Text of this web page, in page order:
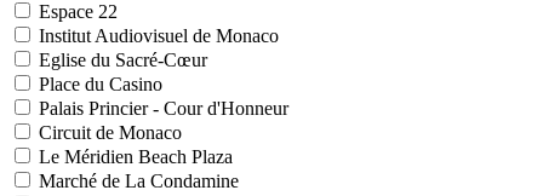
Espace 22
Institut Audiovisuel de Monaco
Eglise du Sacré-Cœur
Place du Casino
Palais Princier - Cour d'Honneur
Circuit de Monaco
Le Méridien Beach Plaza
Marché de La Condamine